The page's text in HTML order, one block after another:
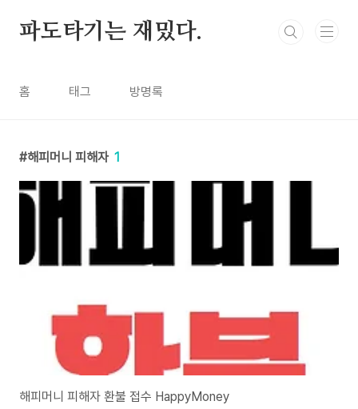
파도타기는 재밌다.
홈 태그 방명록
해피머니 피해자 1
해피머니 피해자 환불 접수 HappyMoney